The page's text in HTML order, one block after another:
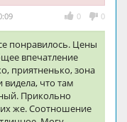
0 0
понравилось. Цены
впечатление
приятненько, зона
что там
Прикольно
же. Соотношение